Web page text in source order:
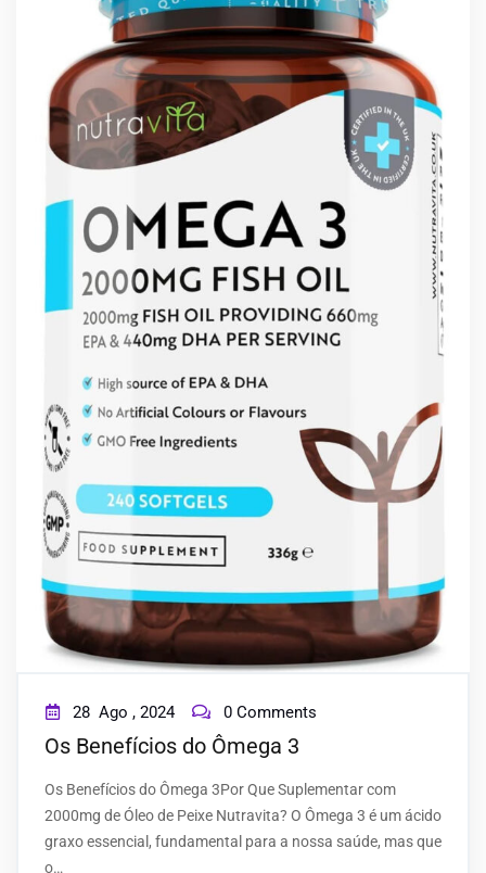
28 Ago , 2024 0 Comments
Os Benefícios do Ômega 3
Os Benefícios do Ômega 3Por Que Suplementar com
2000mg de Óleo de Peixe Nutravita? O Ômega 3 é um ácido
graxo essencial, fundamental para a nossa saúde, mas que
o…